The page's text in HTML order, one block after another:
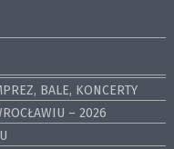
BALE, KONCERTY
– 2026